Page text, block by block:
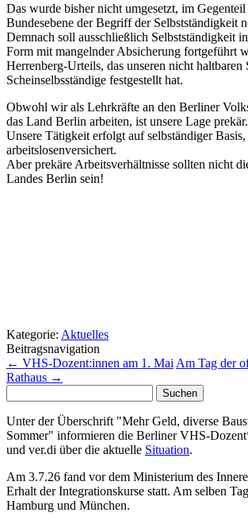
Das wurde bisher nicht umgesetzt, im
Bundesebene der Begriff der Selbstständigkeit
Demnach soll ausschließlich Selbstständigkeit
Form mit mangelnder Absicherung fortgeführt
Herrenberg-Urteils, das unseren nicht haltbaren
Scheinselbsständige festgestellt hat.
Obwohl wir als Lehrkräfte an den Berliner
das Land Berlin arbeiten, ist unsere Lage prekär.
Unsere Tätigkeit erfolgt auf selbständiger
arbeitslosenversichert.
Aber prekäre Arbeitsverhältnisse sollten nicht
Landes Berlin sein!
Kategorie: Aktuelles
Beitragsnavigation
← VHS-Dozent:innen am 1. Mai Am Tag der
Rathaus →
nach:
Unter der Überschrift "Mehr Geld, diverse
Sommer" informieren die Berliner VHS-
und ver.di über die aktuelle Situation.
Am 3.7.26 fand vor dem Ministerium des
Erhalt der Integrationskurse statt. Am selben
Hamburg und München.